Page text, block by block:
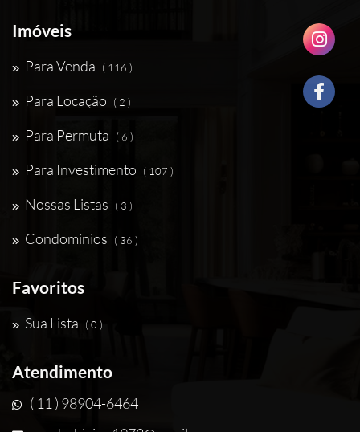
Imóveis
Para Venda ( 116 )
Para Locação ( 2 )
Para Permuta ( 6 )
Para Investimento ( 107 )
Nossas Listas ( 3 )
Condomínios ( 36 )
Favoritos
Sua Lista ( 0 )
Atendimento
( 11 ) 98904-6464